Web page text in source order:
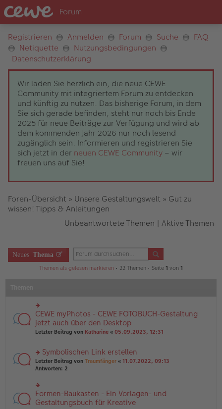
Registrieren Anmelden Forum Suche
FAQ
Netiquette
Nutzungsbedingungen
Datenschutzerklärung
Wir laden Sie herzlich ein, die neue CEWE
Community mit integriertem Forum zu entdecken
und künftig zu nutzen. Das bisherige Forum, in dem
Sie sich gerade befinden, steht nur noch bis Ende
2025 für neue Beiträge zur Verfügung und wird ab
dem kommenden Jahr 2026 nur noch lesend
zugänglich sein. Informieren und registrieren Sie
sich jetzt in der neuen CEWE Community – wir
freuen uns auf Sie!
Foren-Übersicht » Unsere Gestaltungswelt » Gut zu
wissen! Tipps & Anleitungen
Unbeantwortete Themen | Aktive Themen
Neues Thema
Themen als gelesen markieren • 22 Themen • Seite 1 von 1
rs
te
r
u
g
el
es
e
er
B
ei
CEWE myPhotos - CEWE FOTOBUCH-Gestaltung
jetzt auch über den Desktop
Letzter Beitrag von Katharine « 05.09.2023, 12:31
rs
te
u
n
g
el
Symbolischen Link erstellen
Letzter Beitrag von Traumfänger « 11.07.2022, 09:13
Antworten: 2
rs
te
Formen-Baukasten - Ein Vorlagen- und
Gestaltungsbuch für Kreative